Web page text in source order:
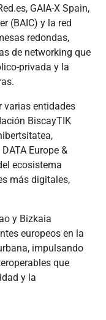
GAIA-X Spain,
(BAIC) y la red
redondas,
de networking que
privada y la
varias entidades
BiscayTIK
Europe &
ecosistema
más digitales,
y Bizkaia
europeos en la
impulsando
que
y la